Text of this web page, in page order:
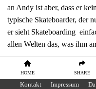
HOME SHARE
an Andy ist aber, dass er
typische Skateboarder, der
er sieht Skateboarding
allen Welten das, was ihm
Kontakt Impressum